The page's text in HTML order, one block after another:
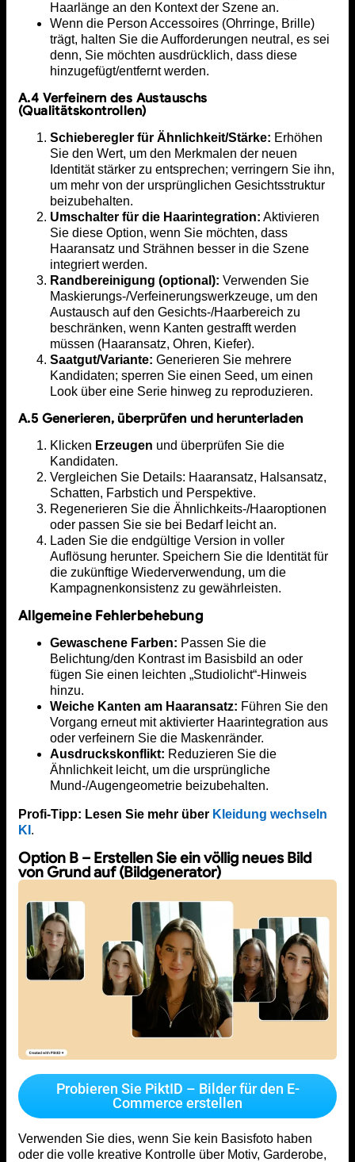
Haarlänge an den Kontext der Szene an.
Wenn die Person Accessoires (Ohrringe, Brille)
trägt, halten Sie die Aufforderungen neutral, es sei
denn, Sie möchten ausdrücklich, dass diese
hinzugefügt/entfernt werden.
A.4 Verfeinern des Austauschs
(Qualitätskontrollen)
Schieberegler für Ähnlichkeit/Stärke: Erhöhen
Sie den Wert, um den Merkmalen der neuen
Identität stärker zu entsprechen; verringern Sie ihn,
um mehr von der ursprünglichen Gesichtsstruktur
beizubehalten.
Umschalter für die Haarintegration: Aktivieren
Sie diese Option, wenn Sie möchten, dass
Haaransatz und Strähnen besser in die Szene
integriert werden.
Randbereinigung (optional): Verwenden Sie
Maskierungs-/Verfeinerungswerkzeuge, um den
Austausch auf den Gesichts-/Haarbereich zu
beschränken, wenn Kanten gestrafft werden
müssen (Haaransatz, Ohren, Kiefer).
Saatgut/Variante: Generieren Sie mehrere
Kandidaten; sperren Sie einen Seed, um einen
Look über eine Serie hinweg zu reproduzieren.
A.5 Generieren, überprüfen und herunterladen
Klicken Erzeugen und überprüfen Sie die
Kandidaten.
Vergleichen Sie Details: Haaransatz, Halsansatz,
Schatten, Farbstich und Perspektive.
Regenerieren Sie die Ähnlichkeits-/Haaroptionen
oder passen Sie sie bei Bedarf leicht an.
Laden Sie die endgültige Version in voller
Auflösung herunter. Speichern Sie die Identität für
die zukünftige Wiederverwendung, um die
Kampagnenkonsistenz zu gewährleisten.
Allgemeine Fehlerbehebung
Gewaschene Farben: Passen Sie die
Belichtung/den Kontrast im Basisbild an oder
fügen Sie einen leichten „Studiolicht“-Hinweis
hinzu.
Weiche Kanten am Haaransatz: Führen Sie den
Vorgang erneut mit aktivierter Haarintegration aus
oder verfeinern Sie die Maskenränder.
Ausdruckskonflikt: Reduzieren Sie die
Ähnlichkeit leicht, um die ursprüngliche
Mund-/Augengeometrie beizubehalten.
Profi-Tipp: Lesen Sie mehr über Kleidung wechseln
KI .
Option B – Erstellen Sie ein völlig neues Bild
von Grund auf (Bildgenerator)
Probieren Sie PiktID – Bilder für den E-
Commerce erstellen
Verwenden Sie dies, wenn Sie kein Basisfoto haben
oder die volle kreative Kontrolle über Motiv, Garderobe,